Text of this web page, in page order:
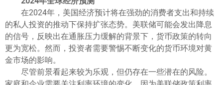
在2024年，美国经济预计将在强劲的消费者支出和持续
的私人投资的推动下保持扩张态势。美联储可能会发出降息
的信号，反映出在通胀压力缓解的背景下，货币政策的转向
更为宽松。然而，投资者需要警惕不断变化的货币环境对黄
金市场的影响。
尽管前景看起来较为乐观，但仍存在一些潜在的风险。